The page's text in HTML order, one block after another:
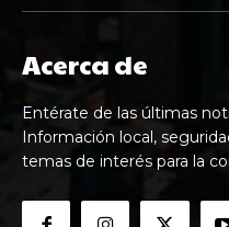
Acerca de
Entérate de las últimas
Información local,
temas de interés para la